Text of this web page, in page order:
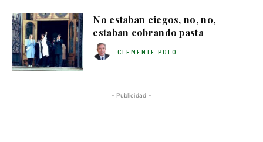
No estaban ciegos, no, no,
estaban cobrando pasta
CLEMENTE POLO
- Publicidad -